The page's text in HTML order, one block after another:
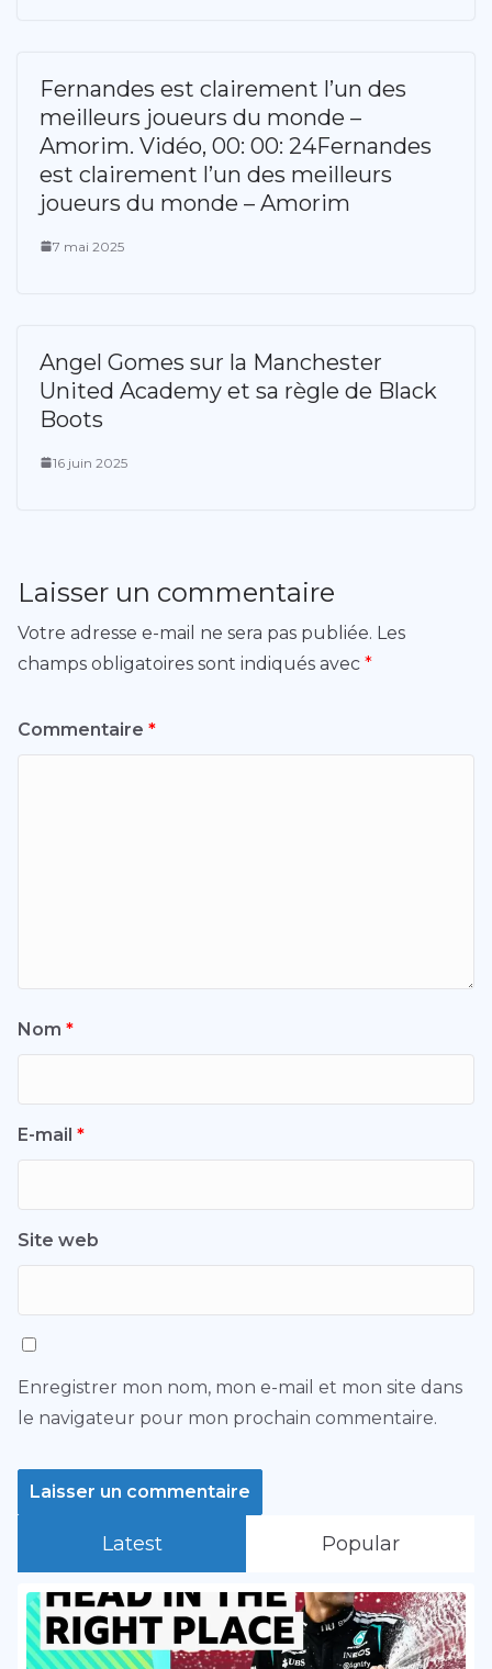
Fernandes est clairement l’un des
meilleurs joueurs du monde –
Amorim. Vidéo, 00: 00: 24Fernandes
est clairement l’un des meilleurs
joueurs du monde – Amorim
7 mai 2025
Angel Gomes sur la Manchester
United Academy et sa règle de Black
Boots
16 juin 2025
Laisser un commentaire
Votre adresse e-mail ne sera pas publiée. Les
champs obligatoires sont indiqués avec *
Commentaire *
Nom *
E-mail *
Site web
Enregistrer mon nom, mon e-mail et mon site dans
le navigateur pour mon prochain commentaire.
Latest Popular